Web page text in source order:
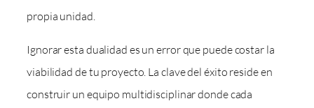
propia unidad.
Ignorar esta dualidad es un error que puede costar la
viabilidad de tu proyecto. La clave del éxito reside en
construir un equipo multidisciplinar donde cada